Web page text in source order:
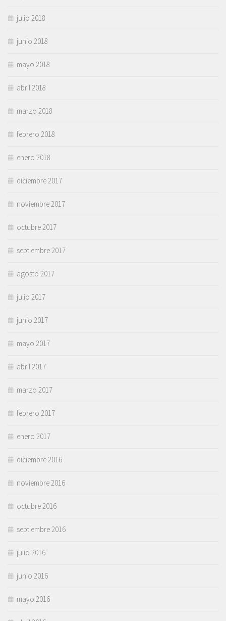
julio 2018
junio 2018
mayo 2018
abril 2018
marzo 2018
febrero 2018
enero 2018
diciembre 2017
noviembre 2017
octubre 2017
septiembre 2017
agosto 2017
julio 2017
junio 2017
mayo 2017
abril 2017
marzo 2017
febrero 2017
enero 2017
diciembre 2016
noviembre 2016
octubre 2016
septiembre 2016
julio 2016
junio 2016
mayo 2016